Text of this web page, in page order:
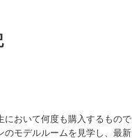
において何度も購入するもので
のモデルルームを見学し、最新